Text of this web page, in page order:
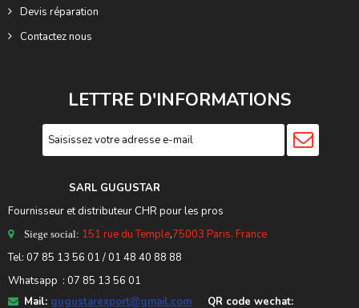
Devis réparation
Contactez nous
LETTRE D'INFORMATIONS
SARL GUGUSTAR
Fournisseur et distributeur CHR pour les pros
Siege social: 151 rue du Temple,75003 Paris, France
Tel: 07 85 13 56 01 / 01 48 40 88 88
Whatsapp : 07 85 13 56 01
Mail: gugustarexport@gmail.com QR code wechat: